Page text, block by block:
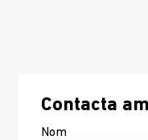
Contacta
Nom